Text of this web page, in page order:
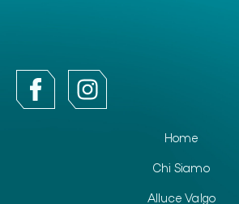
Home
Chi Siamo
Alluce Valgo